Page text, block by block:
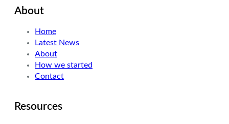
About
Home
Latest News
About
How we started
Contact
Resources